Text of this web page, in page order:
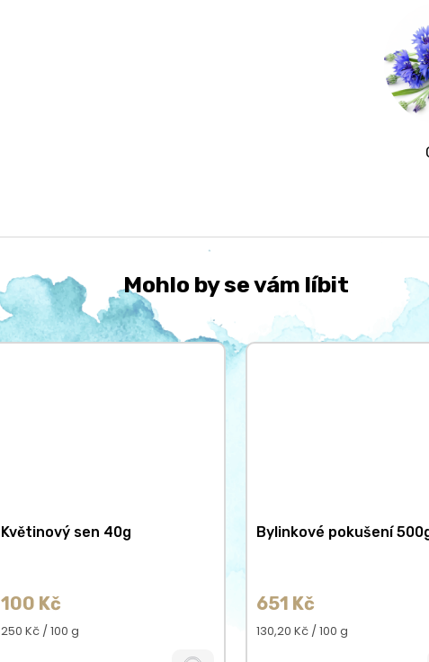
Mohlo by se vám líbit
Květinový sen 40g
100 Kč
Měrná
250 Kč / 100 g
Bylinkové pokušení
651 Kč
Měrná
130,20 Kč / 100 g